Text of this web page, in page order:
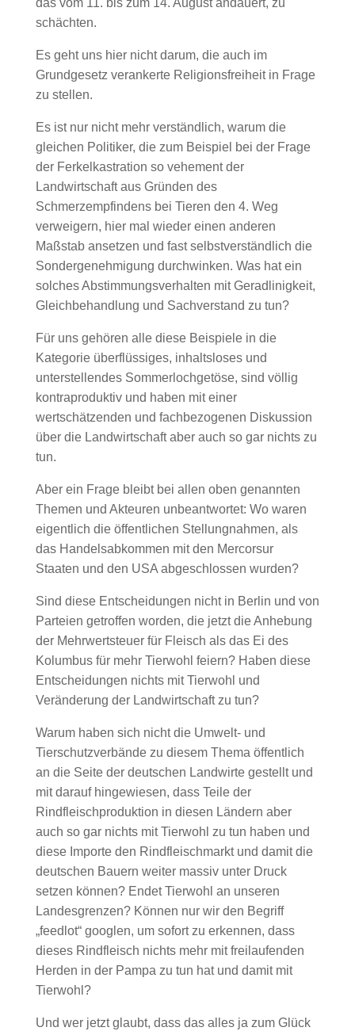
das vom 11. bis zum 14. August andauert, zu
schächten.
Es geht uns hier nicht darum, die auch im
Grundgesetz verankerte Religionsfreiheit in Frage
zu stellen.
Es ist nur nicht mehr verständlich, warum die
gleichen Politiker, die zum Beispiel bei der Frage
der Ferkelkastration so vehement der
Landwirtschaft aus Gründen des
Schmerzempfindens bei Tieren den 4. Weg
verweigern, hier mal wieder einen anderen
Maßstab ansetzen und fast selbstverständlich die
Sondergenehmigung durchwinken. Was hat ein
solches Abstimmungsverhalten mit Geradlinigkeit,
Gleichbehandlung und Sachverstand zu tun?
Für uns gehören alle diese Beispiele in die
Kategorie überflüssiges, inhaltsloses und
unterstellendes Sommerlochgetöse, sind völlig
kontraproduktiv und haben mit einer
wertschätzenden und fachbezogenen Diskussion
über die Landwirtschaft aber auch so gar nichts zu
tun.
Aber ein Frage bleibt bei allen oben genannten
Themen und Akteuren unbeantwortet: Wo waren
eigentlich die öffentlichen Stellungnahmen, als
das Handelsabkommen mit den Mercorsur
Staaten und den USA abgeschlossen wurden?
Sind diese Entscheidungen nicht in Berlin und von
Parteien getroffen worden, die jetzt die Anhebung
der Mehrwertsteuer für Fleisch als das Ei des
Kolumbus für mehr Tierwohl feiern? Haben diese
Entscheidungen nichts mit Tierwohl und
Veränderung der Landwirtschaft zu tun?
Warum haben sich nicht die Umwelt- und
Tierschutzverbände zu diesem Thema öffentlich
an die Seite der deutschen Landwirte gestellt und
mit darauf hingewiesen, dass Teile der
Rindfleischproduktion in diesen Ländern aber
auch so gar nichts mit Tierwohl zu tun haben und
diese Importe den Rindfleischmarkt und damit die
deutschen Bauern weiter massiv unter Druck
setzen können? Endet Tierwohl an unseren
Landesgrenzen? Können nur wir den Begriff
„feedlot“ googlen, um sofort zu erkennen, dass
dieses Rindfleisch nichts mehr mit freilaufenden
Herden in der Pampa zu tun hat und damit mit
Tierwohl?
Und wer jetzt glaubt, dass das alles ja zum Glück